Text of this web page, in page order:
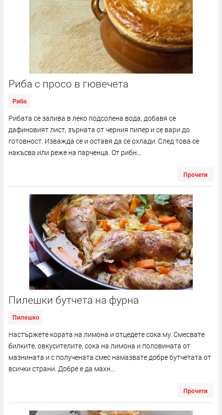
Риба с просо в гювечета
Риба
Рибата се залива в леко подсолена вода, добавя се
дафиновият лист, зърната от черния пипер и се вари до
готовност. Изважда се и оставя да се охлади. След това се
накъсва или реже на парченца. От рибн...
Прочети
Пилешки бутчета на фурна
Пилешко
Настържете кората на лимона и отцедете сока му. Смесвате
билките, овкусителите, сока на лимона и половината от
мазнината и с получената смес намазвате добре бутчетата от
всички страни. Добре е да махн...
Прочети